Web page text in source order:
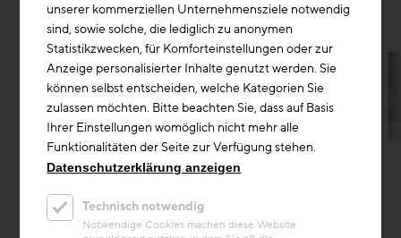
Projekt
Sächsische Landesausstellung
2020
unserer kommerziellen Unternehmensziele notwendig
sind, sowie solche, die lediglich zu anonymen
Statistikzwecken, für Komforteinstellungen oder zur
Anzeige personalisierter Inhalte genutzt werden. Sie
können selbst entscheiden, welche Kategorien Sie
zulassen möchten. Bitte beachten Sie, dass auf Basis
Ihrer Einstellungen womöglich nicht mehr alle
Funktionalitäten der Seite zur Verfügung stehen.
Datenschutzerklärung anzeigen
Technisch notwendig
Notwendige Cookies machen diese Website